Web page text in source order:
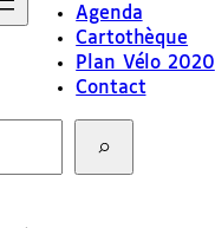
Agenda
Cartothèque
Plan Vélo 2020
Contact